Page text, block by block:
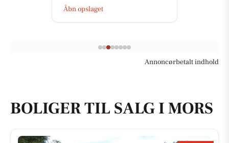
Åbn opslaget
Annoncørbetalt indhold
BOLIGER TIL SALG I MORS